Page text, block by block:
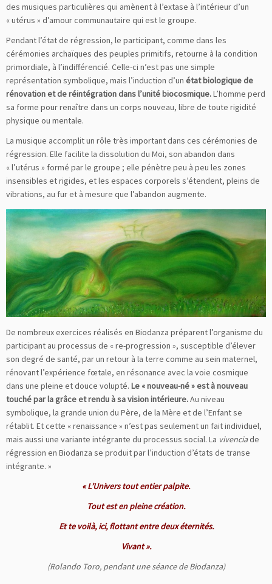
des musiques particulières qui amènent à l’extase à l’intérieur d’un
« utérus » d’amour communautaire qui est le groupe.
Pendant l’état de régression, le participant, comme dans les
cérémonies archaïques des peuples primitifs, retourne à la condition
primordiale, à l’indifférencié. Celle-ci n’est pas une simple
représentation symbolique, mais l’induction d’un état biologique de
rénovation et de réintégration dans l’unité biocosmique.L’homme perd
sa forme pour renaître dans un corps nouveau, libre de toute rigidité
physique ou mentale.
La musique accomplit un rôle très important dans ces cérémonies de
régression. Elle facilite la dissolution du Moi, son abandon dans
« l’utérus » formé par le groupe ; elle pénètre peu à peu les zones
insensibles et rigides, et les espaces corporels s’étendent, pleins de
vibrations, au fur et à mesure que l’abandon augmente.
De nombreux exercices réalisés en Biodanza préparent l’organisme du
participant au processus de « re-progression », susceptible d’élever
son degré de santé, par un retour à la terre comme au sein maternel,
rénovant l’expérience fœtale, en résonance avec la voie cosmique
dans une pleine et douce volupté. Le « nouveau-né » est à nouveau
touché par la grâce et rendu à sa vision intérieure.Au niveau
symbolique, la grande union du Père, de la Mère et de l’Enfant se
rétablit. Et cette « renaissance » n’est pas seulement un fait individuel,
mais aussi une variante intégrante du processus social. La vivenciade
régression en Biodanza se produit par l’induction d’états de transe
intégrante. »
« L’Univers tout entier palpite.
Tout est en pleine création.
Et te voilà, ici, flottant entre deux éternités.
Vivant ».
(Rolando Toro, pendant une séance de Biodanza)